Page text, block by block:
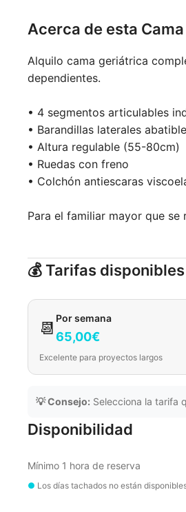
Acerca de esta
Alquilo cama geriátrica
dependientes.
• 4 segmentos articulables
• Barandillas laterales
• Altura regulable (55-80cm)
• Ruedas con freno
• Colchón antiescaras
Para el familiar mayor que se
💰 Tarifas disponibles
📆
Por semana
65,00€
Excelente para proyectos largos
💡 Consejo: Selecciona la tarifa
Disponibilidad
Mínimo 1 hora de reserva
● Los días tachados no están